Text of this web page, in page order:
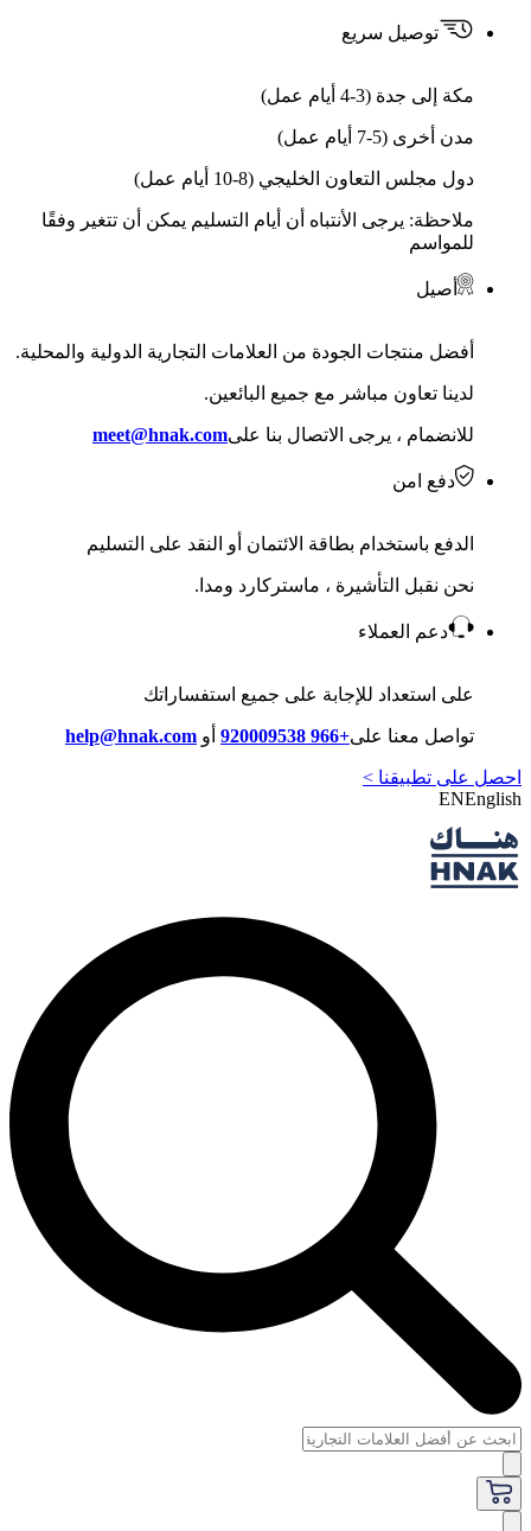
توصيل سريع
مكة إلى جدة (3-4 أيام عمل)
مدن أخرى (5-7 أيام عمل)
دول مجلس التعاون الخليجي (8-10 أيام عمل)
ملاحظة: يرجى الأنتباه أن أيام التسليم يمكن أن تتغير وفقًا
للمواسم
أصيل
أفضل منتجات الجودة من العلامات التجارية الدولية والمحلية.
لدينا تعاون مباشر مع جميع البائعين.
للانضمام ، يرجى الاتصال بنا علىmeet@hnak.com
دفع امن
الدفع باستخدام بطاقة الائتمان أو النقد على التسليم
نحن نقبل التأشيرة ، ماستركارد ومدا.
دعم العملاء
على استعداد للإجابة على جميع استفساراتك
تواصل معنا على+966 920009538 أو help@hnak.com
احصل على تطبيقنا >
ENEnglish